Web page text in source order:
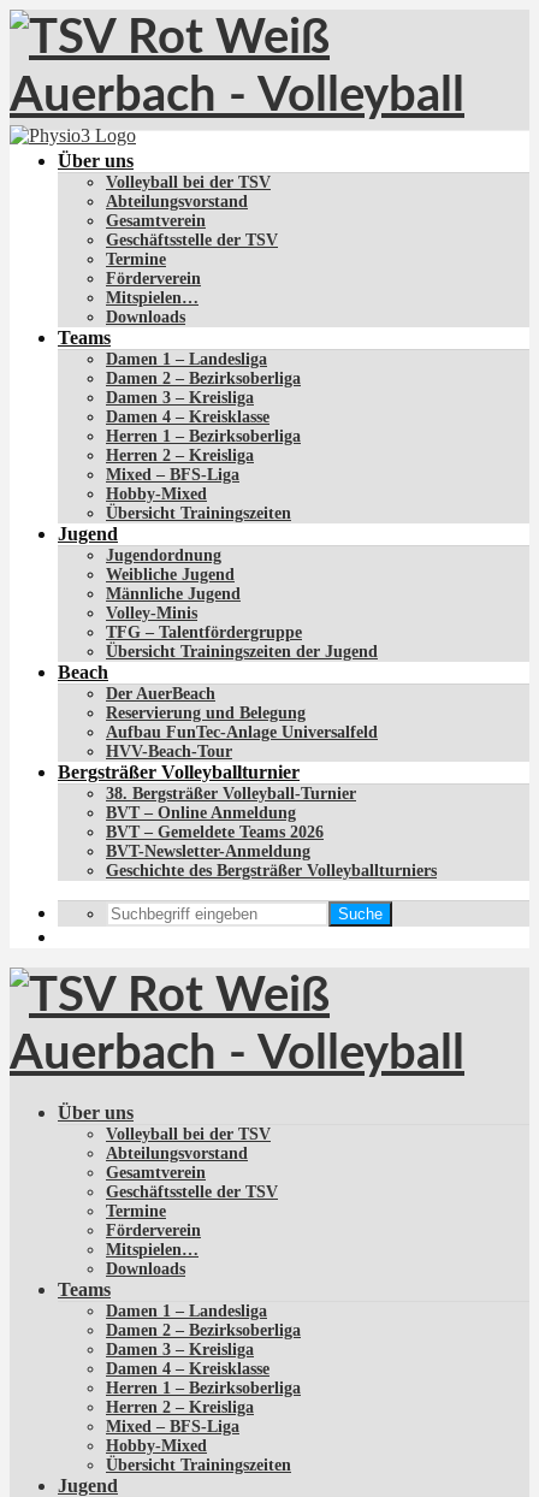
Über uns
Volleyball bei der TSV
Abteilungsvorstand
Gesamtverein
Geschäftsstelle der TSV
Termine
Förderverein
Mitspielen…
Downloads
Teams
Damen 1 – Landesliga
Damen 2 – Bezirksoberliga
Damen 3 – Kreisliga
Damen 4 – Kreisklasse
Herren 1 – Bezirksoberliga
Herren 2 – Kreisliga
Mixed – BFS-Liga
Hobby-Mixed
Übersicht Trainingszeiten
Jugend
Jugendordnung
Weibliche Jugend
Männliche Jugend
Volley-Minis
TFG – Talentfördergruppe
Übersicht Trainingszeiten der Jugend
Beach
Der AuerBeach
Reservierung und Belegung
Aufbau FunTec-Anlage Universalfeld
HVV-Beach-Tour
Bergsträßer Volleyballturnier
38. Bergsträßer Volleyball-Turnier
BVT – Online Anmeldung
BVT – Gemeldete Teams 2026
BVT-Newsletter-Anmeldung
Geschichte des Bergsträßer Volleyballturniers
Suche
Über uns
Volleyball bei der TSV
Abteilungsvorstand
Gesamtverein
Geschäftsstelle der TSV
Termine
Förderverein
Mitspielen…
Downloads
Teams
Damen 1 – Landesliga
Damen 2 – Bezirksoberliga
Damen 3 – Kreisliga
Damen 4 – Kreisklasse
Herren 1 – Bezirksoberliga
Herren 2 – Kreisliga
Mixed – BFS-Liga
Hobby-Mixed
Übersicht Trainingszeiten
Jugend